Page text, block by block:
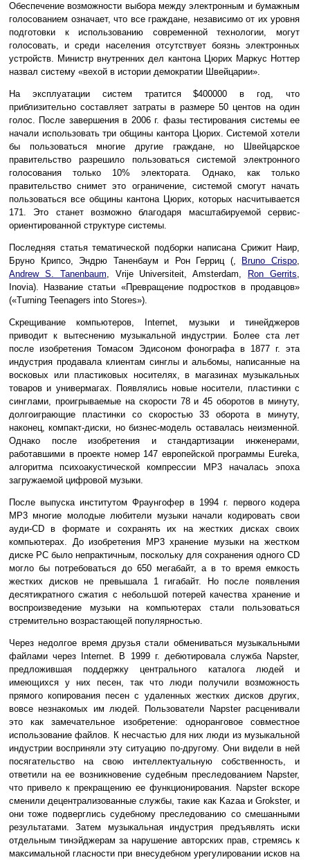
Обеспечение возможности выбора между электронным и бумажным
голосованием означает, что все граждане, независимо от их уровня
подготовки к использованию современной технологии, могут
голосовать, и среди населения отсутствует боязнь электронных
устройств. Министр внутренних дел кантона Цюрих Маркус Ноттер
назвал систему «вехой в истории демократии Швейцарии».
На эксплуатации систем тратится $400000 в год, что
приблизительно составляет затраты в размере 50 центов на один
голос. После завершения в 2006 г. фазы тестирования системы ее
начали использовать три общины кантора Цюрих. Системой хотели
бы пользоваться многие другие граждане, но Швейцарское
правительство разрешило пользоваться системой электронного
голосования только 10% электората. Однако, как только
правительство снимет это ограничение, системой смогут начать
пользоваться все общины кантона Цюрих, которых насчитывается
171. Это станет возможно благодаря масштабируемой сервис-
ориентированной структуре системы.
Последняя статья тематической подборки написана Срижит Наир,
Бруно Крипсо, Эндрю Таненбаум и Рон Герриц (, Bruno Crispo,
Andrew S. Tanenbaum, Vrije Universiteit, Amsterdam, Ron Gerrits,
Inovia). Название статьи «Превращение подростков в продавцов»
(«Turning Teenagers into Stores»).
Скрещивание компьютеров, Internet, музыки и тинейджеров
приводит к вытеснению музыкальной индустрии. Более ста лет
после изобретения Томасом Эдисоном фонографа в 1877 г. эта
индустрия продавала клиентам синглы и альбомы, написанные на
восковых или пластиковых носителях, в магазинах музыкальных
товаров и универмагах. Появлялись новые носители, пластинки с
синглами, проигрываемые на скорости 78 и 45 оборотов в минуту,
долгоиграющие пластинки со скоростью 33 оборота в минуту,
наконец, компакт-диски, но бизнес-модель оставалась неизменной.
Однако после изобретения и стандартизации инженерами,
работавшими в проекте номер 147 европейской программы Eureka,
алгоритма психоакустической компрессии MP3 началась эпоха
загружаемой цифровой музыки.
После выпуска институтом Фраунгофер в 1994 г. первого кодера
MP3 многие молодые любители музыки начали кодировать свои
ауди-CD в формате и сохранять их на жестких дисках своих
компьютерах. До изобретения MP3 хранение музыки на жестком
диске PC было непрактичным, поскольку для сохранения одного CD
могло бы потребоваться до 650 мегабайт, а в то время емкость
жестких дисков не превышала 1 гигабайт. Но после появления
десятикратного сжатия с небольшой потерей качества хранение и
воспроизведение музыки на компьютерах стали пользоваться
стремительно возрастающей популярностью.
Через недолгое время друзья стали обмениваться музыкальными
файлами через Internet. В 1999 г. дебютировала служба Napster,
предложившая поддержку центрального каталога людей и
имеющихся у них песен, так что люди получили возможность
прямого копирования песен с удаленных жестких дисков других,
вовсе незнакомых им людей. Пользователи Napster расценивали
это как замечательное изобретение: одноранговое совместное
использование файлов. К несчастью для них люди из музыкальной
индустрии восприняли эту ситуацию по-другому. Они видели в ней
посягательство на свою интеллектуальную собственность, и
ответили на ее возникновение судебным преследованием Napster,
что привело к прекращению ее функционирования. Napster вскоре
сменили децентрализованные службы, такие как Kazaa и Grokster, и
они тоже подверглись судебному преследованию со смешанными
результатами. Затем музыкальная индустрия предъявлять иски
отдельным тинэйджерам за нарушение авторских прав, стремясь к
максимальной гласности при внесудебном урегулировании исков на